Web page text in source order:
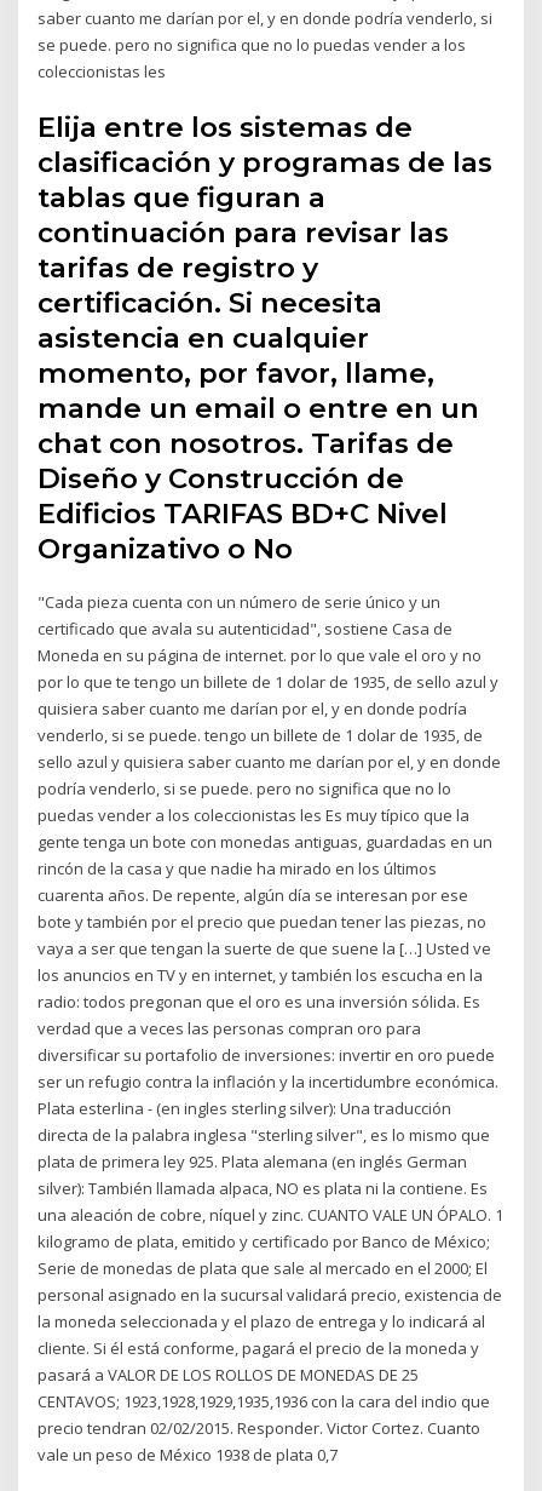
saber cuanto me darían por el, y en donde podría venderlo, si
se puede. pero no significa que no lo puedas vender a los
coleccionistas les
Elija entre los sistemas de
clasificación y programas de las
tablas que figuran a
continuación para revisar las
tarifas de registro y
certificación. Si necesita
asistencia en cualquier
momento, por favor, llame,
mande un email o entre en un
chat con nosotros. Tarifas de
Diseño y Construcción de
Edificios TARIFAS BD+C Nivel
Organizativo o No
"Cada pieza cuenta con un número de serie único y un
certificado que avala su autenticidad", sostiene Casa de
Moneda en su página de internet. por lo que vale el oro y no
por lo que te tengo un billete de 1 dolar de 1935, de sello azul y
quisiera saber cuanto me darían por el, y en donde podría
venderlo, si se puede. tengo un billete de 1 dolar de 1935, de
sello azul y quisiera saber cuanto me darían por el, y en donde
podría venderlo, si se puede. pero no significa que no lo
puedas vender a los coleccionistas les Es muy típico que la
gente tenga un bote con monedas antiguas, guardadas en un
rincón de la casa y que nadie ha mirado en los últimos
cuarenta años. De repente, algún día se interesan por ese
bote y también por el precio que puedan tener las piezas, no
vaya a ser que tengan la suerte de que suene la […] Usted ve
los anuncios en TV y en internet, y también los escucha en la
radio: todos pregonan que el oro es una inversión sólida. Es
verdad que a veces las personas compran oro para
diversificar su portafolio de inversiones: invertir en oro puede
ser un refugio contra la inflación y la incertidumbre económica.
Plata esterlina - (en ingles sterling silver): Una traducción
directa de la palabra inglesa "sterling silver", es lo mismo que
plata de primera ley 925. Plata alemana (en inglés German
silver): También llamada alpaca, NO es plata ni la contiene. Es
una aleación de cobre, níquel y zinc. CUANTO VALE UN ÓPALO. 1
kilogramo de plata, emitido y certificado por Banco de México;
Serie de monedas de plata que sale al mercado en el 2000; El
personal asignado en la sucursal validará precio, existencia de
la moneda seleccionada y el plazo de entrega y lo indicará al
cliente. Si él está conforme, pagará el precio de la moneda y
pasará a VALOR DE LOS ROLLOS DE MONEDAS DE 25
CENTAVOS; 1923,1928,1929,1935,1936 con la cara del indio que
precio tendran 02/02/2015. Responder. Victor Cortez. Cuanto
vale un peso de México 1938 de plata 0,7